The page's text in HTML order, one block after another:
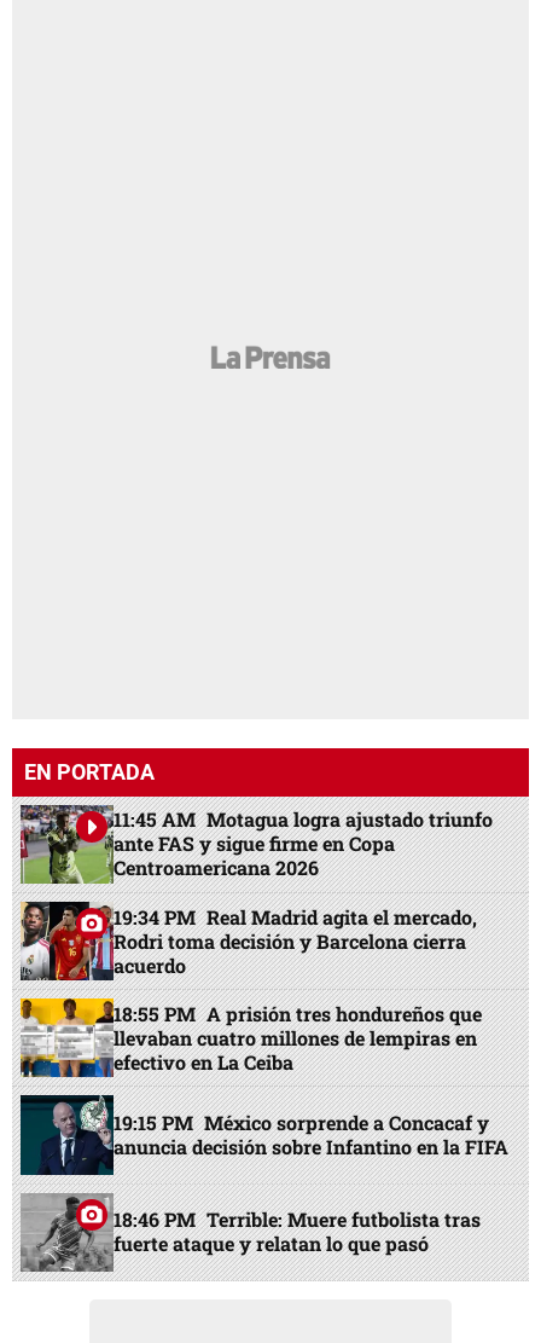
EN PORTADA
11:45 AM Motagua logra ajustado triunfo
ante FAS y sigue firme en Copa
Centroamericana 2026
19:34 PM Real Madrid agita el mercado,
Rodri toma decisión y Barcelona cierra
acuerdo
18:55 PM A prisión tres hondureños que
llevaban cuatro millones de lempiras en
efectivo en La Ceiba
19:15 PM México sorprende a Concacaf y
anuncia decisión sobre Infantino en la FIFA
18:46 PM Terrible: Muere futbolista tras
fuerte ataque y relatan lo que pasó